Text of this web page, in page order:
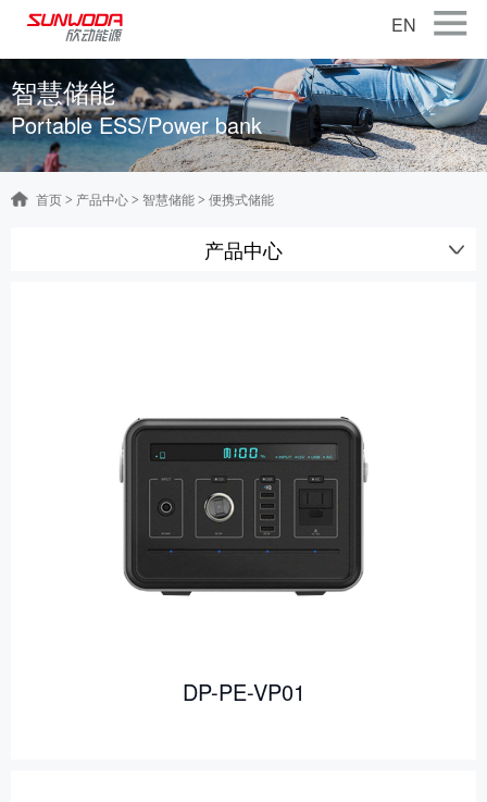
关于公司
产品中心
EN
智慧储能
Portable ESS/Power bank
首页 > 产品中心 > 智慧储能 > 便携式储能
产品中心
DP-PE-VP01